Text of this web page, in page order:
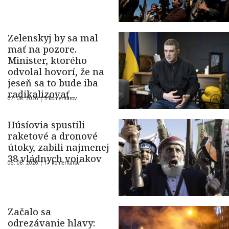
Zelenskyj by sa mal
mať na pozore.
Minister, ktorého
odvolal hovorí, že na
jeseň sa to bude iba
radikalizovať
07. 08. 2026 |5 komentárov
Húsíovia spustili
raketové a dronové
útoky, zabili najmenej
38 vládnych vojakov
06. 08. 2026 |17 komentárov
Začalo sa
odrezávanie hlavy: